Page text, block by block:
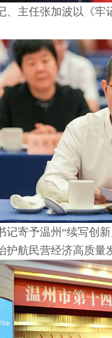
、主任张加波以《
记寄予温州“续写创
航民营经济高质量